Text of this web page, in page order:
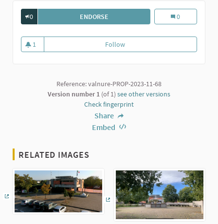
0 ENDORSE PIAZZA SERENA A VIGOLZONE
Piazza Serena
0
1
1 follower
FollowPiazza Serena a Vigolzone
Reference: valnure-PROP-2023-11-68
Version number 1 (of 1) see other versions
Check fingerprint
Share
Embed
RELATED IMAGES
(External link) (External link)